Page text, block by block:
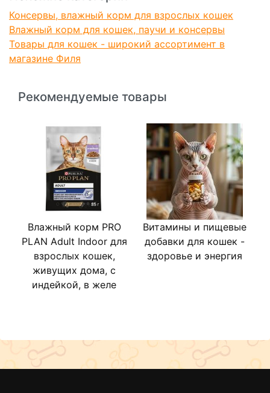
• Благодаря сбалансированному питательному составу влажный
поддержанию оптимального веса.
Влажный корм для кошек PURINA® PRO PLAN® INDOOR (Для
PRO PLAN® NUTRISAVOUR® HOUSECAT с новым названием, но
Московская ветеринарная академия им. К. И. Скрябина признаёт
области кормления домашних животных.
Уважаемые клиенты! Обращаем ваше внимание на то, что
дизайна (старый и обновленный). Поставка осуществляется в
Продукт в обновленной упаковке будет введен в оборот на
декабрь 2024
Консервы, влажный корм для взрослых кошек
Влажный корм для кошек, паучи и консервы
Товары для кошек - широкий ассортимент в
магазине Филя
Рекомендуемые товары
Влажный корм PRO
PLAN Adult Indoor для
взрослых кошек,
живущих дома, с
индейкой, в желе
Витамины и пищевые
добавки для кошек -
здоровье и энергия